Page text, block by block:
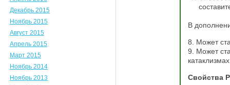
Декабрь 2015
Ноябрь 2015
Август 2015
Апрель 2015
Март 2015
Ноябрь 2014
Ноябрь 2013
В
8. Может
9. Может
Свойства